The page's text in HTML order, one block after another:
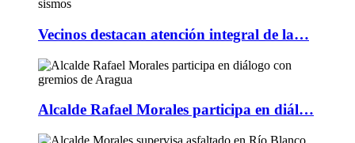
Vecinos destacan atención integral de la…
Alcalde Rafael Morales participa en diál…